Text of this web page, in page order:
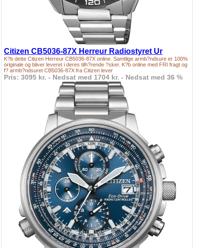
Citizen CB5036-87X Herreur Radiostyret Ur
K?b dette Citizen Herreur CB5036-87X online. Samtlige armb?ndsure er 100%
originale og bliver leveret i deres tilh?rende ?sker. K?b online med FRI fragt og
f? armb?ndsuret CB5036-87X fra Citizen lever
Pris: 3095 kr. - Nedsat med 1704 kr. - Nedsat med 36 %